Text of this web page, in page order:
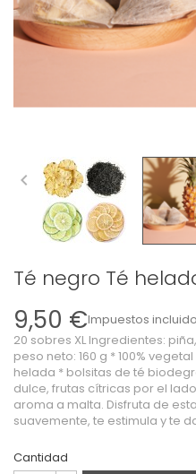

Té negro Té
9,50 €Impuestos
20 sobres XL Ingredientes:
peso neto: 160 g * 100%
helada * bolsitas de té
dulce, frutas cítricas por el
aroma a malta. Disfruta de
suavemente, te estimula y te
Cantidad